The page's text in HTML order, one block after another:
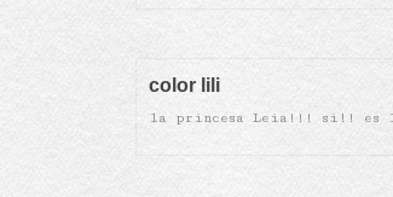
color lili
la princesa Leia!!! si!! es